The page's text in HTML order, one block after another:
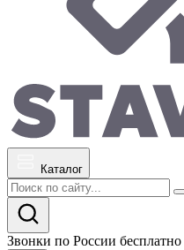
Каталог
Звонки по России бесплатно